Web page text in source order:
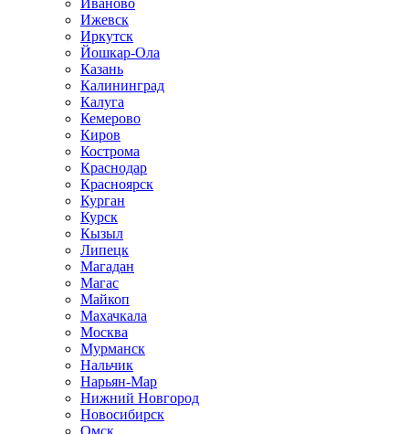
Иваново
Ижевск
Иркутск
Йошкар-Ола
Казань
Калининград
Калуга
Кемерово
Киров
Кострома
Краснодар
Красноярск
Курган
Курск
Кызыл
Липецк
Магадан
Магас
Майкоп
Махачкала
Москва
Мурманск
Нальчик
Нарьян-Мар
Нижний Новгород
Новосибирск
Омск